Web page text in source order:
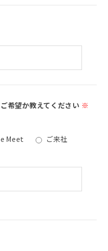
希望か教えてください ※
Meet ご来社